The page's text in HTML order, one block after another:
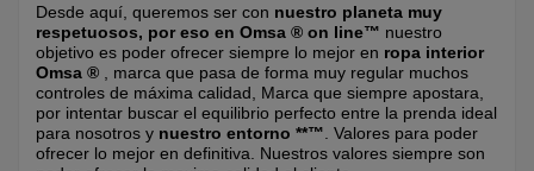
Desde aquí, queremos ser con nuestro planeta muy
respetuosos, por eso en Omsa ® on line™ nuestro
objetivo es poder ofrecer siempre lo mejor en ropa interior
Omsa ®
, marca que pasa de forma muy regular muchos
controles de máxima calidad, Marca que siempre apostara,
por intentar buscar el equilibrio perfecto entre la prenda ideal
para nosotros y nuestro entorno **™ . Valores para poder
ofrecer lo mejor en definitiva. Nuestros valores siempre son